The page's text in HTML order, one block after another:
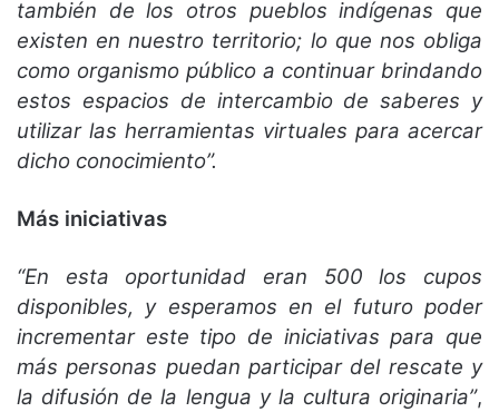
también de los otros pueblos indígenas que
existen en nuestro territorio; lo que nos obliga
como organismo público a continuar brindando
estos espacios de intercambio de saberes y
utilizar las herramientas virtuales para acercar
dicho conocimiento”.
Más iniciativas
“En esta oportunidad eran 500 los cupos
disponibles, y esperamos en el futuro poder
incrementar este tipo de iniciativas para que
más personas puedan participar del rescate y
la difusión de la lengua y la cultura originaria”,